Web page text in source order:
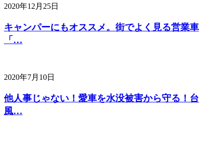
2020年12月25日
キャンパーにもオススメ。街でよく見る営業車
「…
2020年7月10日
他人事じゃない！愛車を水没被害から守る！台
風…